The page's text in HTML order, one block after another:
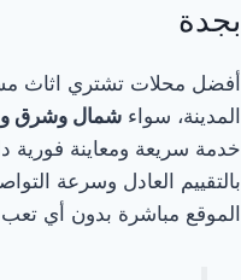
بجدة
أفضل محلات تشتري اثاث
المدينة، سواء شمال وشرق
خدمة سريعة ومعاينة فورية
بالتقييم العادل وسرعة
الموقع مباشرة بدون أي